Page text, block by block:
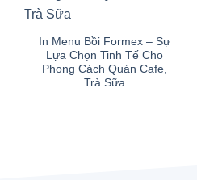
In Menu Bồi Formex – Sự
Lựa Chọn Tinh Tế Cho
Phong Cách Quán Cafe,
Trà Sữa